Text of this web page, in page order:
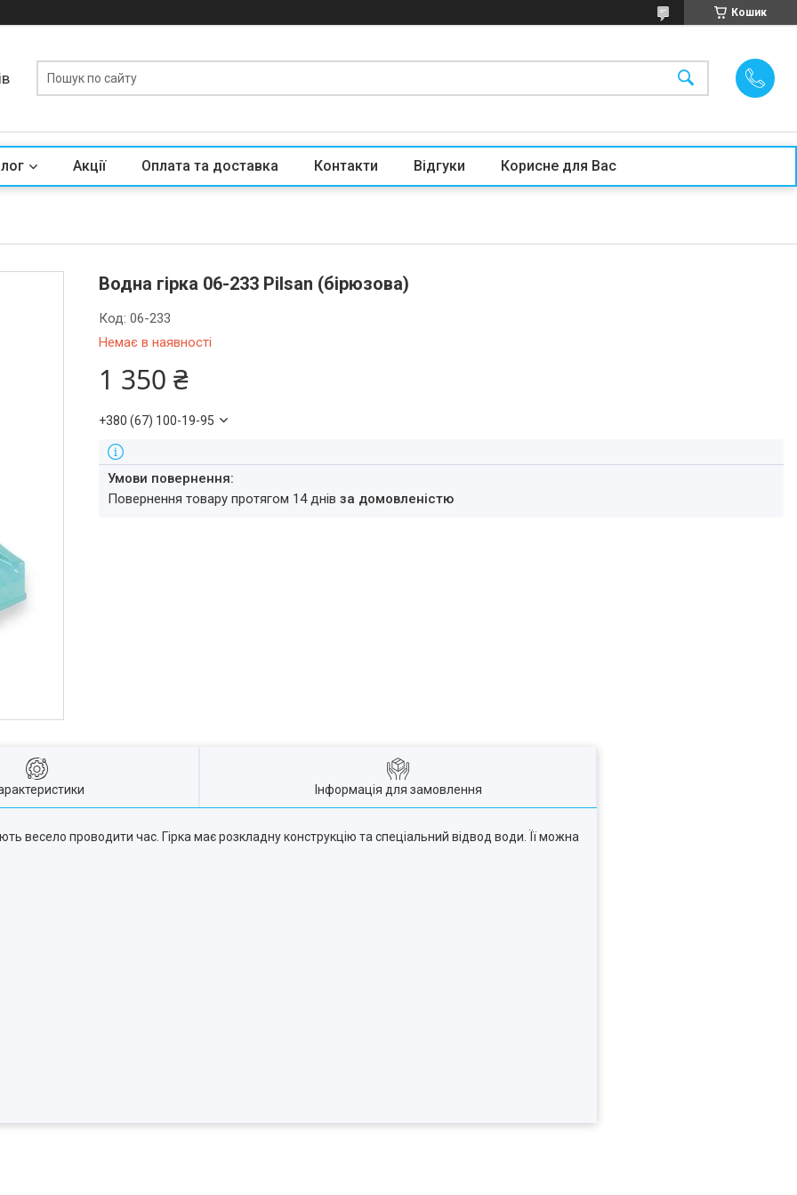
Кошик
Акції Оплата та доставка Контакти Відгуки Корисне для Вас
Водна гірка 06-233 Pilsan (бірюзова)
Немає в наявності
Код:06-233
1 350 ₴
+380 (67) 100-19-95
повернення товару протягом 14 днівза домовленістю
Інформація для замовлення
весело проводити час. Гірка має розкладну конструкцію та спеціальний відвод води. Її можна